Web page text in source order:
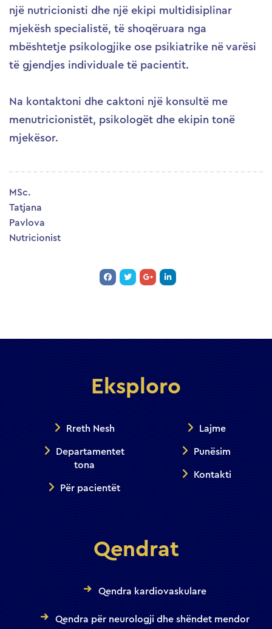
një nutricionisti dhe një ekipi multidisiplinar
mjekësh specialistë, të shoqëruara nga
mbështetje psikologjike ose psikiatrike në varësi
të gjendjes individuale të pacientit.
Na kontaktoni dhe caktoni një konsultë me
menutricionistët, psikologët dhe ekipin tonë
mjekësor.
MSc.
Tatjana
Pavlova
Nutricionist
Eksploro
Rreth Nesh
Departamentet
tona
Për pacientët
Lajme
Punësim
Kontakti
Qendrat
Qendra kardiovaskulare
Qendra për neurologji dhe shëndet mendor